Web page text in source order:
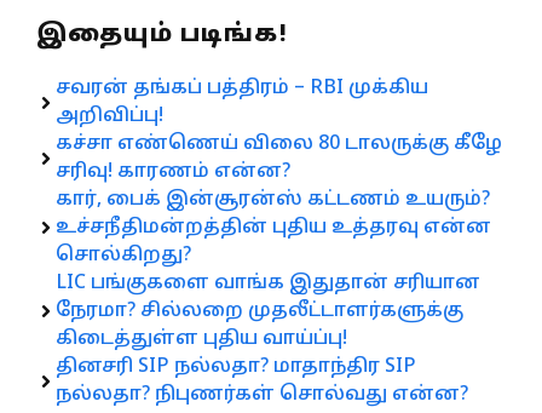
இதையும் படிங்க!
சவரன் தங்கப் பத்திரம் – RBI முக்கிய
அறிவிப்பு!
கச்சா எண்ணெய் விலை 80 டாலருக்கு கீழே
சரிவு! காரணம் என்ன?
கார், பைக் இன்சூரன்ஸ் கட்டணம் உயரும்?
உச்சநீதிமன்றத்தின் புதிய உத்தரவு என்ன
சொல்கிறது?
LIC பங்குகளை வாங்க இதுதான் சரியான
நேரமா? சில்லறை முதலீட்டாளர்களுக்கு
கிடைத்துள்ள புதிய வாய்ப்பு!
தினசரி SIP நல்லதா? மாதாந்திர SIP
நல்லதா? நிபுணர்கள் சொல்வது என்ன?